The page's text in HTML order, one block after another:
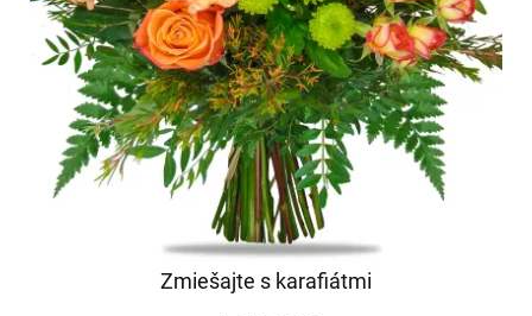
Zmiešajte s karafiátmi